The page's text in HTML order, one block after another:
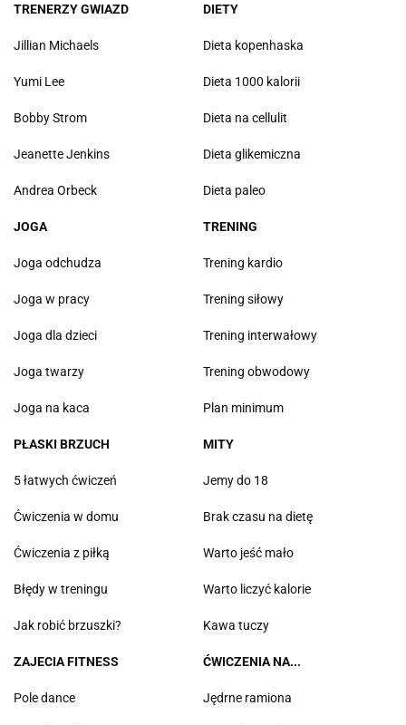
TRENERZY GWIAZD
Jillian Michaels
Yumi Lee
Bobby Strom
Jeanette Jenkins
Andrea Orbeck
DIETY
Dieta kopenhaska
Dieta 1000 kalorii
Dieta na cellulit
Dieta glikemiczna
Dieta paleo
JOGA
Joga odchudza
Joga w pracy
Joga dla dzieci
Joga twarzy
Joga na kaca
TRENING
Trening kardio
Trening siłowy
Trening interwałowy
Trening obwodowy
Plan minimum
PŁASKI BRZUCH
5 łatwych ćwiczeń
Ćwiczenia w domu
Ćwiczenia z piłką
Błędy w treningu
Jak robić brzuszki?
MITY
Jemy do 18
Brak czasu na dietę
Warto jeść mało
Warto liczyć kalorie
Kawa tuczy
ZAJECIA FITNESS
Pole dance
ĆWICZENIA NA...
Jędrne ramiona